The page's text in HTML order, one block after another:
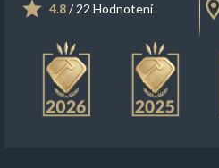
4.8/ 22 Hodnotení